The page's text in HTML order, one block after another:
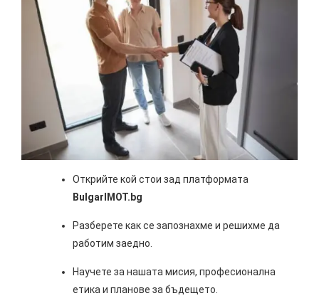
Открийте кой стои зад платформата
BulgarIMOT.bg
Разберете как се запознахме и решихме да
работим заедно.
Научете за нашата мисия, професионална
етика и планове за бъдещето.